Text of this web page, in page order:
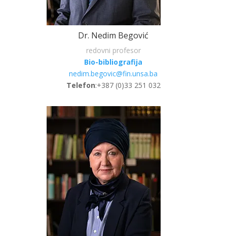
Dr. Nedim Begović
redovni profesor
Bio-bibliografija
nedim.begovic@fin.unsa.ba
Telefon:+387 (0)33 251 032